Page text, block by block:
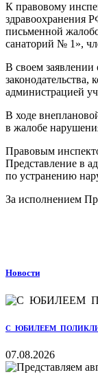
К правовому
здравоохранения
письменной
санаторий № 1»,
В своем заявлении
администрацией
В ходе
в жалобе
Правовым
Представление в
по устранению
За исполнением
Новости
С ЮБИЛЕЕМ
07.08.2026